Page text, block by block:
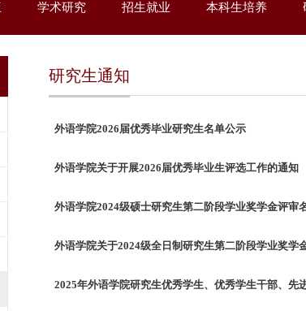
学术研究 招生就业 本科生培养
研究生通知
外语学院2026届优秀毕业研究生名单公示
外语学院关于开展2026届优秀毕业生评选工作的通知
外语学院2024级硕士研究生第二阶段学业奖学金评审
外语学院关于2024级全日制研究生第二阶段学业奖学
2025年外语学院研究生优秀学生、优秀学生干部、先